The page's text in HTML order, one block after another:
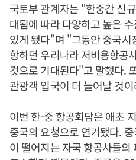
국토부 관계자는 "한중간 신
대됨에 따라 다양하고 높은
있게 됐다"며 "그동안 중국시
항하던 우리나라 저비용항공
것으로 기대된다"고 말했다.
관광객 입국이 더 늘어날 것
이번 한-중 항공회담은 애초
중국의 요청으로 연기됐다.
이 떨어지는 자국 항공사들